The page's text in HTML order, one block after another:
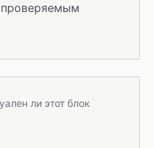
ли этот блок